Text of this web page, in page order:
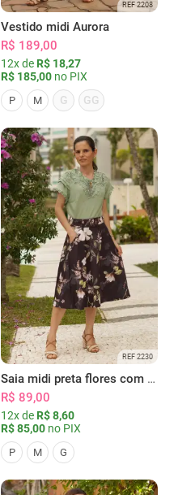
REF 2208
Vestido midi Aurora
R$ 189,00
12x de R$ 18,27
R$ 185,00 no PIX
P M G GG
REF 2230
Saia midi preta flores com bolsos
R$ 89,00
12x de R$ 8,60
R$ 85,00 no PIX
P M G